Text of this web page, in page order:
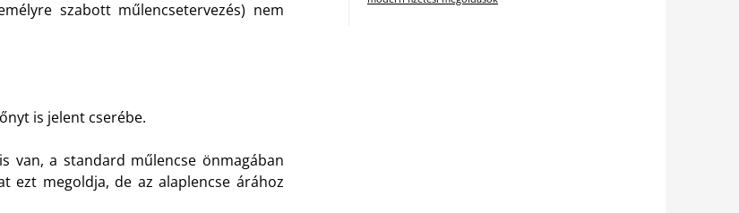
szabott műlencsetervezés) nem
is jelent cserébe.
van, a standard műlencse önmagában
ezt megoldja, de az alaplencse árához